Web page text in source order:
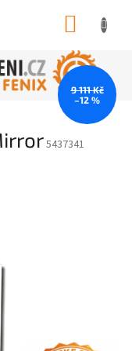
5437341
9 111 Kč
–12 %